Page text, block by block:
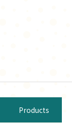
Products